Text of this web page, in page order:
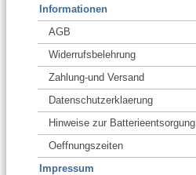
Informationen
AGB
Widerrufsbelehrung
Zahlung-und Versand
Datenschutzerklaerung
Hinweise zur Batterieentsorgung
Oeffnungszeiten
Impressum